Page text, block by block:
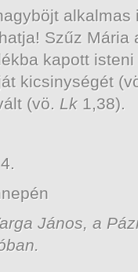
alkalmas
Szűz Mária
kapott
kicsinységét
(vö. Lk 1,38).
János, a